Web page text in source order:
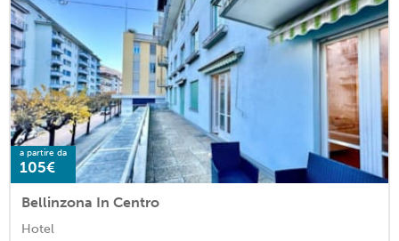
a partire da
105€
Bellinzona In Centro
Hotel